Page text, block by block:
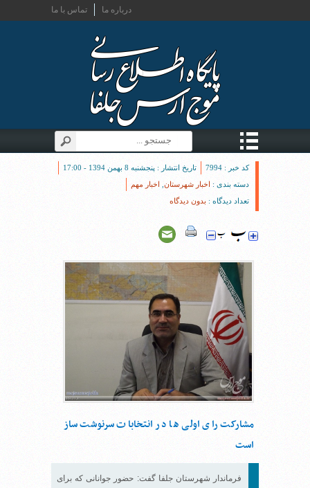
تماس با ما درباره ما
کد خبر : 7994
تاریخ انتشار : پنجشنبه 8 بهمن 1394 - 17:00
دسته بندی : اخبار شهرستان اخبار مهم
تعداد دیدگاه : بدون دیدگاه
مشارکت رای اولی ها در انتخابات سرنوشت ساز
است
فرماندار شهرستان جلفا گفت: حضور جوانانی که برای